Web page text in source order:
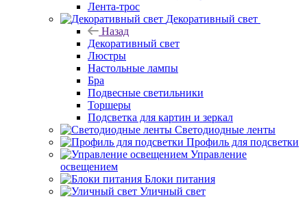
Лента-трос
Декоративный свет
Назад
Декоративный свет
Люстры
Настольные лампы
Бра
Подвесные светильники
Торшеры
Подсветка для картин и зеркал
Светодиодные ленты
Профиль для подсветки
Управление
освещением
Блоки питания
Уличный свет